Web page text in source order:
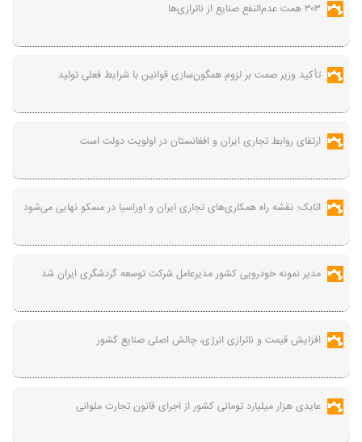
۳۰۳ همت عدم‌النفع صنایع از ناترازی‌ها
تأکید وزیر صمت بر لزوم همگون‌سازی قوانین با شرایط فعلی تولید
ارتقای روابط تجاری ایران و افغانستان در اولویت دولت است
اتابک: نقشه راه همکاری‌های تجاری ایران و اوراسیا در مسکو نهایی می‌شود
مدیر نمونه خودرویی کشور مدیرعامل شرکت توسعه گردشگری ایران شد
افزایش قیمت و ناترازی انرژی، چالش اصلی صنایع کشور
عایدی هزار میلیارد تومانی کشور از اجرای قانون تجارت ملوانی